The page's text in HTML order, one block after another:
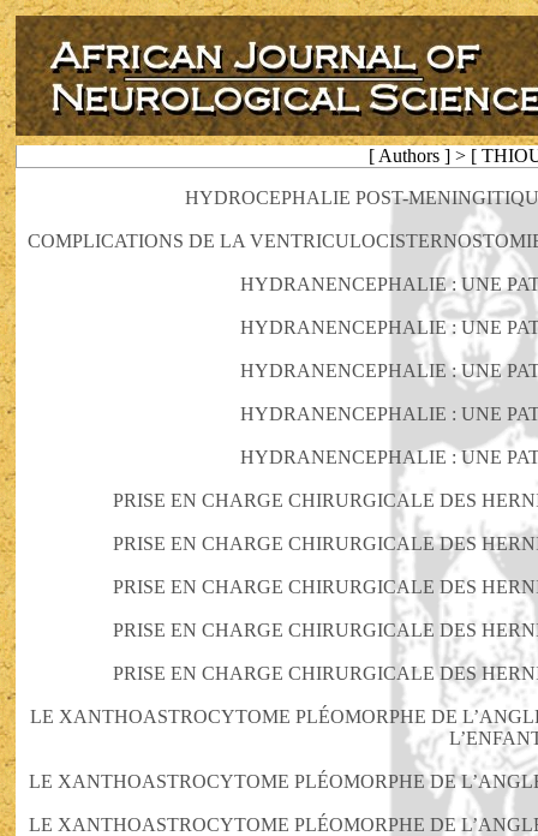
[ Authors ] > [
HYDROCEPHALIE POST-
COMPLICATIONS DE LA
HYDRANENCEPHALIE : UNE
HYDRANENCEPHALIE : UNE
HYDRANENCEPHALIE : UNE
HYDRANENCEPHALIE : UNE
HYDRANENCEPHALIE : UNE
PRISE EN CHARGE CHIRURGICALE DES
PRISE EN CHARGE CHIRURGICALE DES
PRISE EN CHARGE CHIRURGICALE DES
PRISE EN CHARGE CHIRURGICALE DES
PRISE EN CHARGE CHIRURGICALE DES
LE XANTHOASTROCYTOME PLÉOMORPHE DE
LE XANTHOASTROCYTOME PLÉOMORPHE DE
LE XANTHOASTROCYTOME PLÉOMORPHE DE